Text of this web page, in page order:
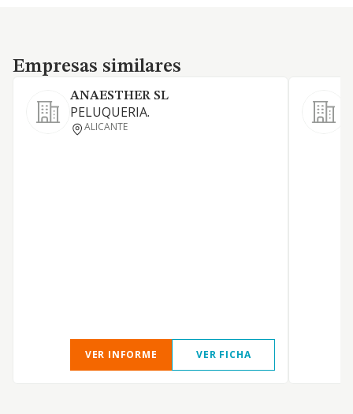
Empresas similares
Empresas similares
ANAESTHER SL
PELUQUERIA.
ALICANTE
VER INFORME VER FICHA